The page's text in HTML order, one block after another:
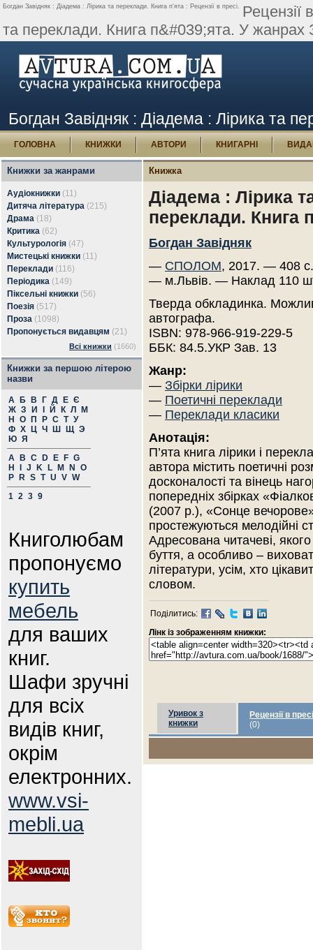
Богдан Завідняк : Діадема : Лірика та переклади. Книга п'ята : Рецензії в пресі. Рецензії
та переклади. Книга п&#039;ята. У жанрах
Богдан Завідняк : Діадема : Лірика та
ГОЛОВНА КНИЖКИ АВТОРИ КНИГАРНІ
Книжки за жанрами
Аудіокнижки (11)
Дитяча література (215)
Драма (18)
Критика (62)
Культурологія (47)
Мистецькі книжки (11)
Переклади (116)
Періодика (149)
Піксельні книжки (56)
Поезія (517)
Проза (1098)
Пропонується видавцям (21)
Всі книжки (1660)
Книжки за першою літерою
назви
А Б В Г Д Е Є
Ж З И Й К Л
М
Н
О П Р С Т У
Ф Х Ц Ч Ш Щ Э
Ю Я
A
B C D E F G
H
J K L M N
O
P
R S T U V W
1 2 3 9
Книголюбам
пропонуємо
купить
мебель
для ваших
книг.
Шафи зручні
для всіх
видів книг,
окрім
електронних.
www.vsi-
mebli.ua
Книжка
Діадема : Лірика
переклади. Книга
Богдан Завідняк
— СПОЛОМ, 2017. — 408 с.
— м.Львів. — Наклад 110
Тверда обкладинка.
автографа.
ISBN: 978-966-919-229-5
ББК: 84.5.УКР Зав. 13
Жанр:
— Збірки лірики
— Поетичні переклади
— Переклади класики
Анотація:
П’ята книга лірики і
автора містить поетичні
досконалості та вінець
попередніх збірках
(2007 р.), «Сонце
простежуються мелодійні
Адресована читачеві,
буття, а особливо –
літератури, усім, хто
словом.
Поділитись:
Лінк із зображенням книжки:
Уривок з
книжки
Рецензії в пресі
(0)